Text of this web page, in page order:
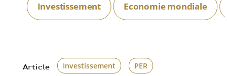
Investissement Economie mondiale
Article Investissement PER